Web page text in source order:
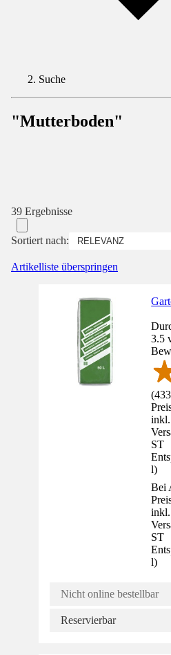
Suche
"Mutterboden"
39 Ergebnisse
Sortiert nach:
Artikelliste überspringen
3.5
(433
ST
l)
Bei
ST
l)
Nicht online bestellbar
Reservierbar